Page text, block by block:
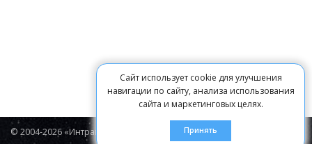
Сайт использует cookie для улучшения
навигации по сайту, анализа использования
сайта и маркетинговых целях.
Принять
© 2004-2026 «Интравижн»